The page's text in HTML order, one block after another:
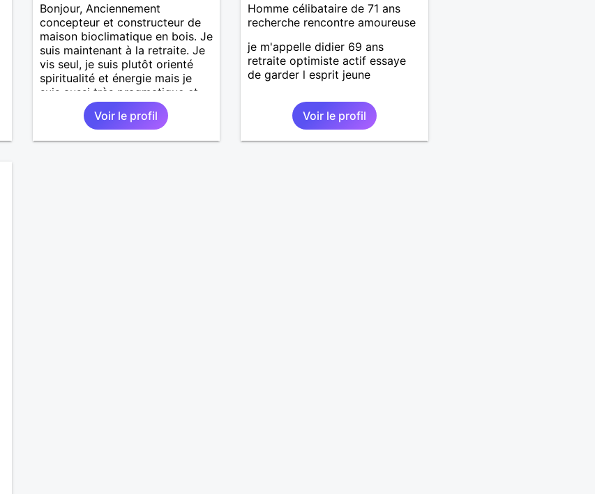
Bonjour, Anciennement
concepteur et constructeur de
maison bioclimatique en bois. Je
suis maintenant à la retraite. Je
vis seul, je suis plutôt orienté
spiritualité et énergie mais je
suis aussi très pragmatique et
un très bon bricoleur. J’aime la
douceur, la sensualité, le
partage . Je ne suis pas dans le
Voir le profil
Homme célibataire de 71 ans
recherche rencontre amoureuse
je m'appelle didier 69 ans
retraite optimiste actif essaye
de garder l esprit jeune
Voir le profil